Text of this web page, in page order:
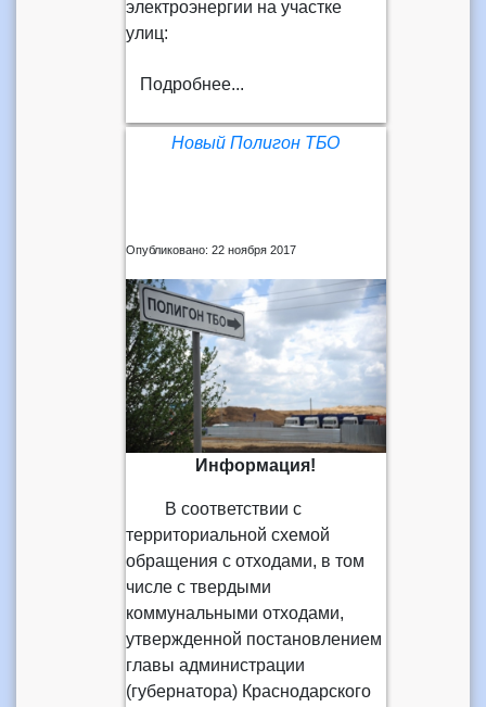
электроэнергии на участке
улиц:
Подробнее...
Новый Полигон ТБО
Опубликовано: 22 ноября 2017
Информация!
В соответствии с
территориальной схемой
обращения с отходами, в том
числе с твердыми
коммунальными отходами,
утвержденной постановлением
главы администрации
(губернатора) Краснодарского